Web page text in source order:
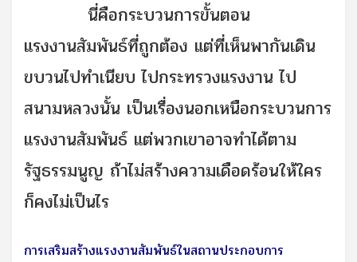
นี่คือกระบวนการขั้นตอน
แรงงานสัมพันธ์ที่ถูกต้อง แต่ที่เห็นพากันเดิน
ขบวนไปทำเนียบ ไปกระทรวงแรงงาน ไป
สนามหลวงนั้น เป็นเรื่องนอกเหนือกระบวนการ
แรงงานสัมพันธ์ แต่พวกเขาอาจทำได้ตาม
รัฐธรรมนูญ ถ้าไม่สร้างความเดือดร้อนให้ใคร
ก็คงไม่เป็นไร
การเสริมสร้างแรงงานสัมพันธ์ในสถานประกอบการ